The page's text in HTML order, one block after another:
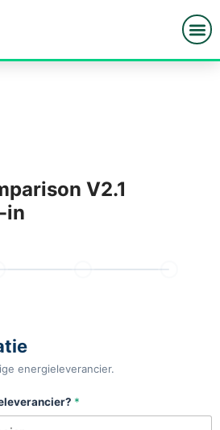
V2.1
in
energieleverancier.
*